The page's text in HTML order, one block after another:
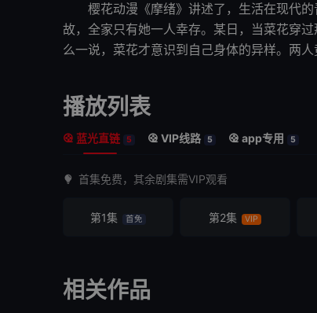
樱花动漫《摩绪》讲述了，生活在现代
故，全家只有她一人幸存。某日，当菜花穿
么一说，菜花才意识到自己身体的异样。两人
播放列表
蓝光直链 5 VIP线路 5 app专用 5
首集免费，其余剧集需VIP观看
第1集 首免 第2集 VIP
相关作品